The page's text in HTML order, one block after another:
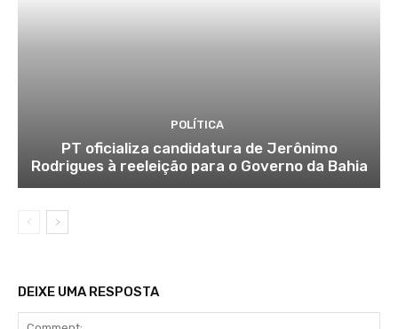
POLÍTICA
PT oficializa candidatura de Jerônimo
Rodrigues à reeleição para o Governo da Bahia
DEIXE UMA RESPOSTA